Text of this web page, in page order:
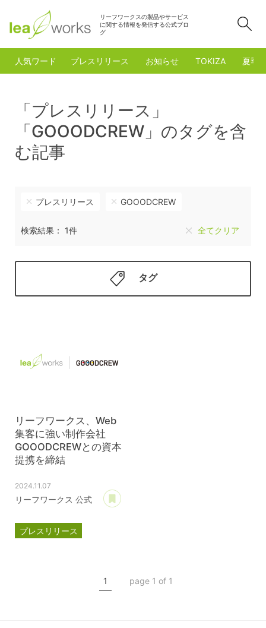
リーフワークスの製品やサービス
に関する情報を発信する公式ブロ
グ
人気ワード プレスリリース お知らせ TOKIZA 夏季
「プレスリリース」
「GOOODCREW」のタグを含
む記事
プレスリリース GOOODCREW
検索結果： 1件 全てクリア
タグ
リーフワークス、Web
集客に強い制作会社
GOOODCREWとの資本
提携を締結
2024.11.07
リーフワークス 公式
プレスリリース
1
page 1 of 1